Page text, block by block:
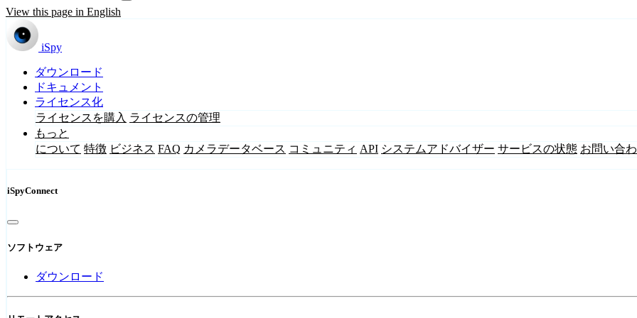
View this page in English
iSpy
ダウンロード
ドキュメント
ライセンス化
ライセンスを購入 ライセンスの管理
もっと
について 特徴 ビジネス FAQ カメラデータベース コミュニティ API システムアドバイザー サービスの状態 お問い合
iSpyConnect
ソフトウェア
ダウンロード